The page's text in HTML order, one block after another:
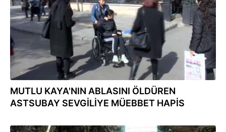
MUTLU KAYA'NIN ABLASINI ÖLDÜREN
ASTSUBAY SEVGİLİYE MÜEBBET HAPİS